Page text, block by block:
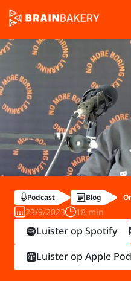
Podcast Blog
23/9/2023 18 min
Luister op Spotify
Luister op Apple